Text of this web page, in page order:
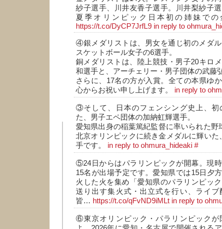
紗子選手、川井友香子選手。川井梨紗子
夏季オリンピック日本初の姉妹で
https://t.co/DyCP7JrfL9 in reply to
④銀メダリストは、男女を通じ初のメダ
スケットボール女子の6選手。
銅メダリストは、陸上競技・男子20キロ
和選手と、アーチェリー・男子団体の武藤
さらに、17名の方が入賞。全ての本県ゆ
心からお祝い申し上げます。 in reply to
③そして、日本のフェンシング史上、初
た、男子エペ団体の加納虹輝選手。
愛知県出身の稲葉篤紀監督に率いられた野
北京オリンピックに続き金メダルに輝いた
手です。 in reply to ohmura_hideaki #
⑤24日からはパラリンピックが開幕。現
15名が出場予定です。愛知県では15日夕
火した火を集め「愛知県のパラリンピッ
送り出す集火式・出立式を行い、ライ
皆… https://t.co/qFvND9iMLt in reply to
⑥東京オリンピック・パラリンピックが